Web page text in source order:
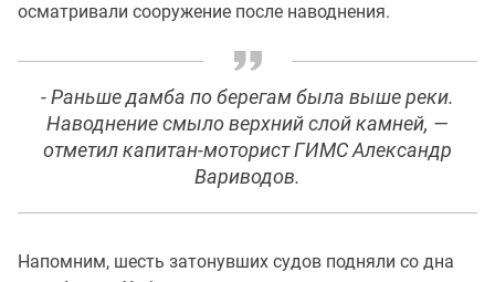
осматривали сооружение после наводнения.
- Раньше дамба по берегам была выше реки.
Наводнение смыло верхний слой камней, —
отметил капитан-моторист ГИМС Александр
Вариводов.
Напомним, шесть затонувших судов подняли со дна